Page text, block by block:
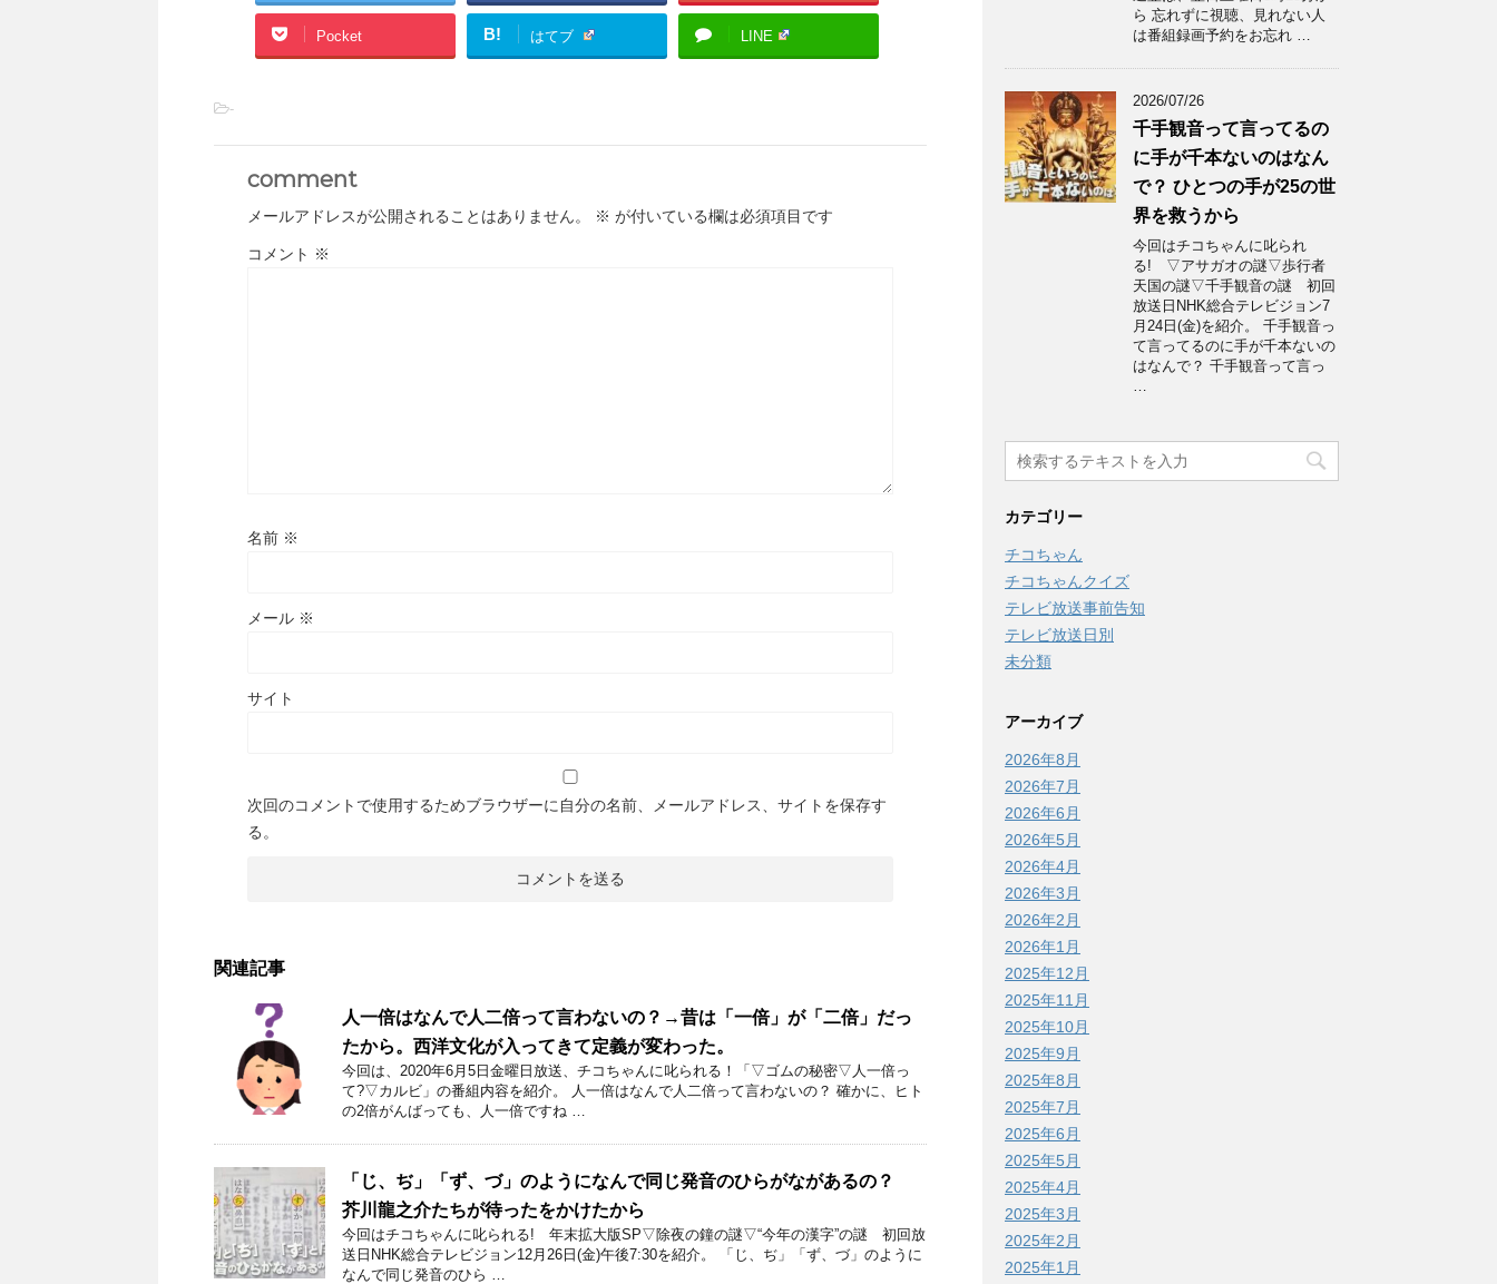
Pocket B! はてブ LINE
-
comment
メールアドレスが公開されることはありません。 ※ が付いている欄は必須項目です
コメント ※
名前 ※
メール ※
サイト
次回のコメントで使用するためブラウザーに自分の名前、メールアドレス、サイトを保存す
る。
関連記事
人一倍はなんで人二倍って言わないの？→昔は「一倍」が「二倍」だっ
たから。西洋文化が入ってきて定義が変わった。
今回は、2020年6月5日金曜日放送、チコちゃんに叱られる！「▽ゴムの秘密▽人一倍っ
て?▽カルビ」の番組内容を紹介。 人一倍はなんで人二倍って言わないの？ 確かに、ヒト
の2倍がんばっても、人一倍ですね …
「じ、ぢ」「ず、づ」のようになんで同じ発音のひらがながあるの？
芥川龍之介たちが待ったをかけたから
今回はチコちゃんに叱られる! 年末拡大版SP▽除夜の鐘の謎▽“今年の漢字”の謎 初回放
送日NHK総合テレビジョン12月26日(金)午後7:30を紹介。 「じ、ぢ」「ず、づ」のように
なんで同じ発音のひら …
ら 忘れずに視聴、見れない人
は番組録画予約をお忘れ …
2026/07/26
千手観音って言ってるの
に手が千本ないのはなん
で？ ひとつの手が25の世
界を救うから
今回はチコちゃんに叱られ
る! ▽アサガオの謎▽歩行者
天国の謎▽千手観音の謎 初回
放送日NHK総合テレビジョン7
月24日(金)を紹介。 千手観音っ
て言ってるのに手が千本ないの
はなんで？ 千手観音って言っ
…
カテゴリー
チコちゃん
チコちゃんクイズ
テレビ放送事前告知
テレビ放送日別
未分類
アーカイブ
2026年8月
2026年7月
2026年6月
2026年5月
2026年4月
2026年3月
2026年2月
2026年1月
2025年12月
2025年11月
2025年10月
2025年9月
2025年8月
2025年7月
2025年6月
2025年5月
2025年4月
2025年3月
2025年2月
2025年1月